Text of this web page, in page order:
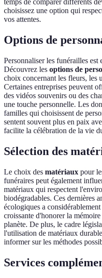
temps de comparer différents
choisissez une option qui
vos attentes.
Options de
Personnaliser les funérailles
Découvrez les options de
choix concernant les fleurs, les
Certaines entreprises peuvent
des vidéos souvenirs ou des
une touche personnelle. Les
familles qui choisissent de
sentent souvent plus en paix
facilite la célébration de la vie
Sélection des
Le choix des matériaux pour
funéraires peut également
matériaux qui respectent
biodégradables. Ces dernières
écologiques a
croissante d'honorer la
planète. De plus, le cadre
l'utilisation de matériaux
informer sur les méthodes
Services